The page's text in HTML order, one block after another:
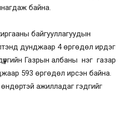
байна.
байгууллагуудын
дунджаар 4 өргөдөл ирдэг
Газрын албаны нэг газар
593 өргөдөл ирсэн байна.
ажилладаг гэдгийг